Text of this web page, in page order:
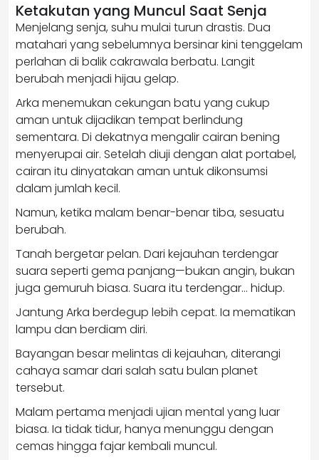
Ketakutan yang Muncul Saat Senja
Menjelang senja, suhu mulai turun drastis. Dua
matahari yang sebelumnya bersinar kini tenggelam
perlahan di balik cakrawala berbatu. Langit
berubah menjadi hijau gelap.
Arka menemukan cekungan batu yang cukup
aman untuk dijadikan tempat berlindung
sementara. Di dekatnya mengalir cairan bening
menyerupai air. Setelah diuji dengan alat portabel,
cairan itu dinyatakan aman untuk dikonsumsi
dalam jumlah kecil.
Namun, ketika malam benar-benar tiba, sesuatu
berubah.
Tanah bergetar pelan. Dari kejauhan terdengar
suara seperti gema panjang—bukan angin, bukan
juga gemuruh biasa. Suara itu terdengar… hidup.
Jantung Arka berdegup lebih cepat. Ia mematikan
lampu dan berdiam diri.
Bayangan besar melintas di kejauhan, diterangi
cahaya samar dari salah satu bulan planet
tersebut.
Malam pertama menjadi ujian mental yang luar
biasa. Ia tidak tidur, hanya menunggu dengan
cemas hingga fajar kembali muncul.